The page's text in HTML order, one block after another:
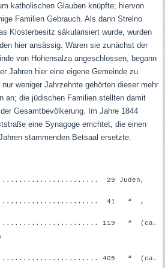
katholischen Glauben knüpfte; hiervon
Familien Gebrauch. Als dann Strelno
Klosterbesitz säkularisiert wurde, wurden
hier ansässig. Waren sie zunächst der
von Hohensalza angeschlossen, begann
Jahren hier eine eigene Gemeinde zu
nur weniger Jahrzehnte gehörten dieser mehr
an; die jüdischen Familien stellten damit
Gesamtbevölkerung. Im Jahre 1844
eine Synagoge errichtet, die einen
stammenden Betsaal ersetzte.
29 Juden,
........................ 41 “ ,
119 “ (ca.
405 “ (ca.